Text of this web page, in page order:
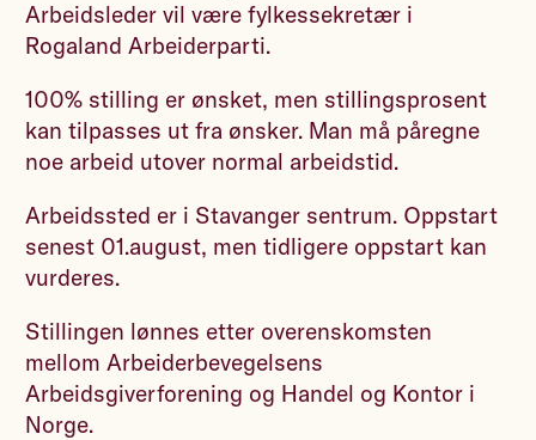
Arbeidsleder vil være fylkessekretær i
Rogaland Arbeiderparti.
100% stilling er ønsket, men stillingsprosent
kan tilpasses ut fra ønsker. Man må påregne
noe arbeid utover normal arbeidstid.
Arbeidssted er i Stavanger sentrum. Oppstart
senest 01.august, men tidligere oppstart kan
vurderes.
Stillingen lønnes etter overenskomsten
mellom Arbeiderbevegelsens
Arbeidsgiverforening og Handel og Kontor i
Norge.